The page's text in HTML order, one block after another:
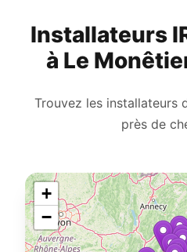
Installateurs
à Le
Trouvez les installateurs
près de
+
−